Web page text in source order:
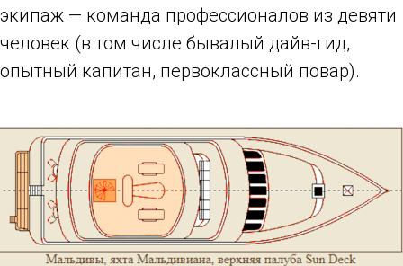
экипаж — команда профессионалов из девяти
человек (в том числе бывалый дайв-гид,
опытный капитан, первоклассный повар).